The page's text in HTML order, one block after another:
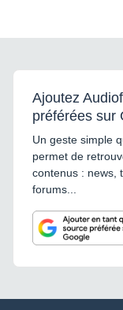
Ajoutez
préférées sur
Un geste simple
permet de
contenus : news,
forums...